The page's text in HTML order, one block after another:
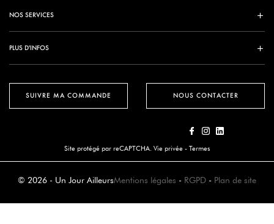
SUIVRE MA COMMANDE
NOS SERVICES
PLUS D'INFOS
NOUS CONTACTER
Site protégé par reCAPTCHA. Vie privée - Termes
© 2026 - Un Jour AilleursMentions légales - RGPD - Plan de site